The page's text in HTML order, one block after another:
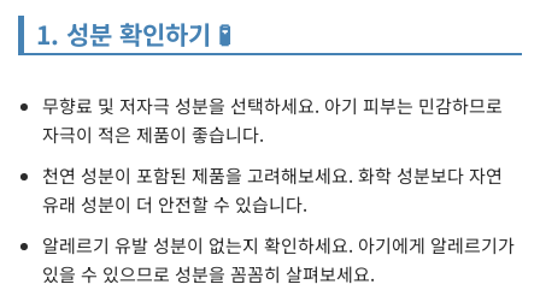
1. 성분 확인하기 🧪
무향료 및 저자극 성분을 선택하세요. 아기 피부는 민감하므로
자극이 적은 제품이 좋습니다.
천연 성분이 포함된 제품을 고려해보세요. 화학 성분보다 자연
유래 성분이 더 안전할 수 있습니다.
알레르기 유발 성분이 없는지 확인하세요. 아기에게 알레르기가
있을 수 있으므로 성분을 꼼꼼히 살펴보세요.